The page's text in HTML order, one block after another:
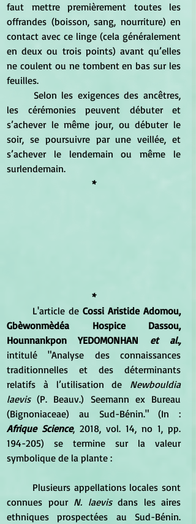
faut mettre premièrement toutes les
offrandes (boisson, sang, nourriture) en
contact avec ce linge (cela généralement
en deux ou trois points) avant qu’elles
ne coulent ou ne tombent en bas sur les
feuilles.
les cérémonies peuvent débuter et
s’achever le même jour, ou débuter le
soir, se poursuivre par une veillée, et
s’achever le lendemain ou même le
surlendemain.
*
*
L'article de Cossi Aristide Adomou,
Gbèwonmèdéa Hospice Dassou,
Hounnankpon YEDOMONHAN et al.,
intitulé "Analyse des connaissances
traditionnelles et des déterminants
relatifs à l’utilisation de Newbouldia
laevis (P. Beauv.) Seemann ex Bureau
Afrique Science, 2018, vol. 14, no 1, pp.
194-205) se termine sur la valeur
symbolique de la plante :
connues pour N. laevis dans les aires
ethniques prospectées au Sud-Bénin.